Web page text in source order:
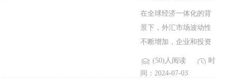
一种常见且便捷的买卖
美金方式。本文..
在全球经济一体化的背
景下，外汇市场波动性
不断增加，企业和投资
者面临的汇率风险也随
之加大。金融衍生品作
(50)人阅读
时
间：2024-07-03